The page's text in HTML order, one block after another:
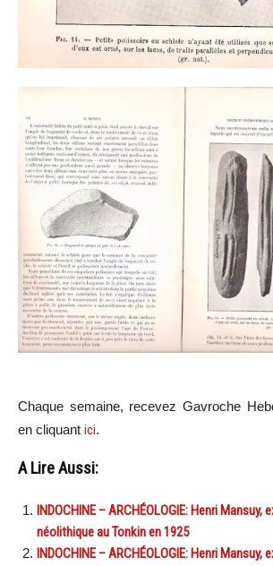
Chaque semaine, recevez Gavroche
en cliquant ici.
A Lire Aussi:
INDOCHINE – ARCHÉOLOGIE: Henri Mansuy,
néolithique au Tonkin en 1925
INDOCHINE – ARCHÉOLOGIE: Henri Mansuy,